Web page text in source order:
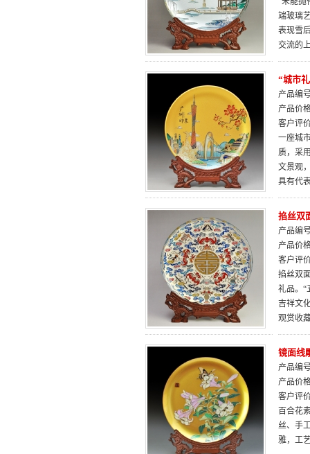
端玻璃
表现雪
交流的
“城市
产品编
产品价
客户评
一座城
质，采
文景观
具有代
掐丝双
产品编
产品价
客户评
掐丝双
礼品。“
吉祥文
观赏收
镜面线
产品编
产品价
客户评
百合花
丝、手
雅，工